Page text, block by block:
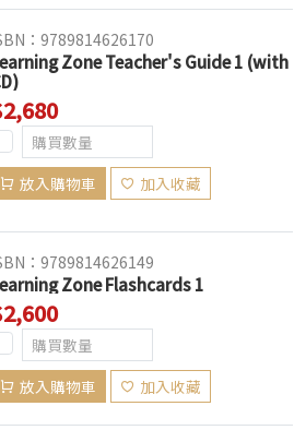
：9789814626170
Zone Teacher's Guide 1 (with
放入購物車 加入收藏
：9789814626149
Zone Flashcards 1
放入購物車 加入收藏